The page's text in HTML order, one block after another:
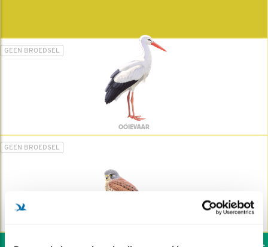
GEEN BROEDSEL
OOIEVAAR
GEEN BROEDSEL